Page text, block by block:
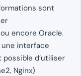
sont
encore Oracle.
interface
possible d’utiliser
Nginx)